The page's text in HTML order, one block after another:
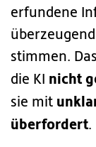
erfundene
stimmen.
die KI nicht
sie mit
überfordert.